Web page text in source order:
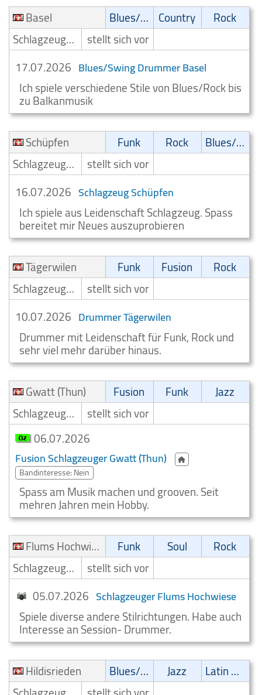
Basel
Blues/Swing Country
Rock
Schlagzeuger/Drummer
stellt sich vor
17.07.2026 Blues/Swing Drummer Basel
Ich spiele verschiedene Stile von Blues/Rock bis
zu Balkanmusik
Schüpfen
Funk Rock
Blues/Swing
Schlagzeuger/Drummer
stellt sich vor
16.07.2026 Schlagzeug Schüpfen
Ich spiele aus Leidenschaft Schlagzeug. Spass
bereitet mir Neues auszuprobieren
Tägerwilen
Funk Fusion
Rock
Schlagzeuger/Drummer
stellt sich vor
10.07.2026 Drummer Tägerwilen
Drummer mit Leidenschaft für Funk, Rock und
sehr viel mehr darüber hinaus.
Gwatt (Thun)
Fusion Funk
Jazz
Schlagzeuger/Drummer
stellt sich vor
06.07.2026
Fusion Schlagzeuger Gwatt (Thun)
Bandinteresse: Nein
Spass am Musik machen und grooven. Seit
mehren Jahren mein Hobby.
Flums Hochwiese
Funk Soul
Rock
Schlagzeuger/Drummer
stellt sich vor
05.07.2026 Schlagzeuger Flums Hochwiese
Spiele diverse andere Stilrichtungen. Habe auch
Interesse an Session- Drummer.
Hildisrieden
Blues/Swing Jazz
Latin Musik